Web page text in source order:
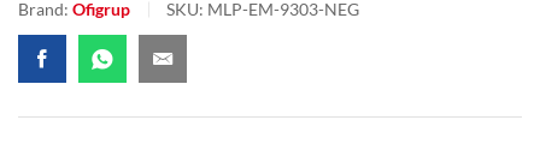
Brand: Ofigrup SKU: MLP-EM-9303-NEG